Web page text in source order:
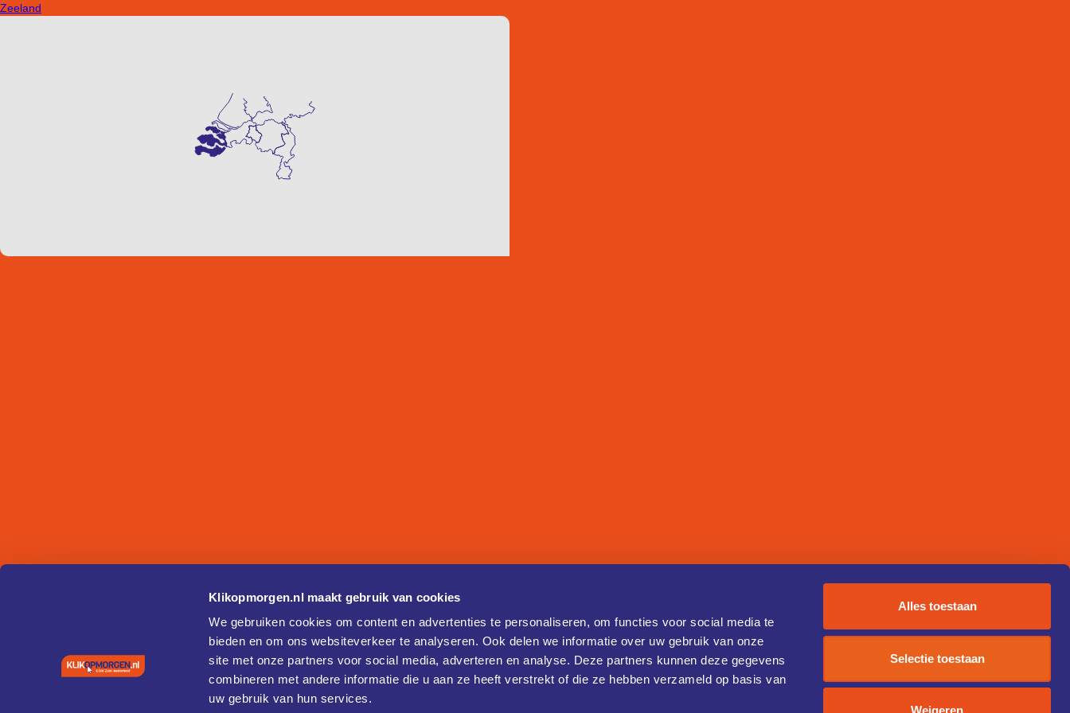
Klikopmorgen.nl maakt gebruik van cookies
We gebruiken cookies om content en advertenties te personaliseren, om functies voor social media te
bieden en om ons websiteverkeer te analyseren. Ook delen we informatie over uw gebruik van onze
site met onze partners voor social media, adverteren en analyse. Deze partners kunnen deze gegevens
combineren met andere informatie die u aan ze heeft verstrekt of die ze hebben verzameld op basis van
uw gebruik van hun services.
Alles toestaan
Selectie toestaan
Weigeren
Zeeland